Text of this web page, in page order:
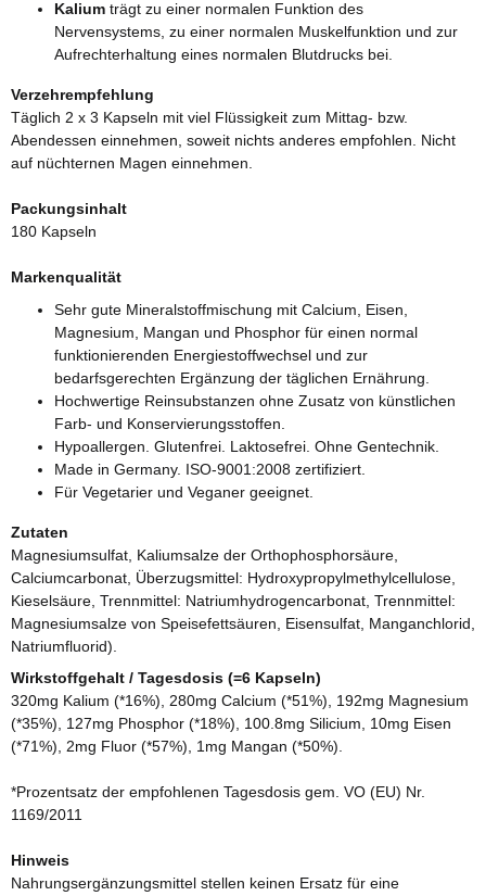
Kalium trägt zu einer normalen Funktion des
Nervensystems, zu einer normalen Muskelfunktion und zur
Aufrechterhaltung eines normalen Blutdrucks bei.
Verzehrempfehlung
Täglich 2 x 3 Kapseln mit viel Flüssigkeit zum Mittag- bzw.
Abendessen einnehmen, soweit nichts anderes empfohlen. Nicht
auf nüchternen Magen einnehmen.
Packungsinhalt
180 Kapseln
Markenqualität
Sehr gute Mineralstoffmischung mit Calcium, Eisen,
Magnesium, Mangan und Phosphor für einen normal
funktionierenden Energiestoffwechsel und zur
bedarfsgerechten Ergänzung der täglichen Ernährung.
Hochwertige Reinsubstanzen ohne Zusatz von künstlichen
Farb- und Konservierungsstoffen.
Hypoallergen. Glutenfrei. Laktosefrei. Ohne Gentechnik.
Made in Germany. ISO-9001:2008 zertifiziert.
Für Vegetarier und Veganer geeignet.
Zutaten
Magnesiumsulfat, Kaliumsalze der Orthophosphorsäure,
Calciumcarbonat, Überzugsmittel: Hydroxypropylmethylcellulose,
Kieselsäure, Trennmittel: Natriumhydrogencarbonat, Trennmittel:
Magnesiumsalze von Speisefettsäuren, Eisensulfat, Manganchlorid,
Natriumfluorid).
Wirkstoffgehalt / Tagesdosis (=6 Kapseln)
320mg Kalium (*16%), 280mg Calcium (*51%), 192mg Magnesium
(*35%), 127mg Phosphor (*18%), 100.8mg Silicium, 10mg Eisen
(*71%), 2mg Fluor (*57%), 1mg Mangan (*50%).
*Prozentsatz der empfohlenen Tagesdosis gem. VO (EU) Nr.
1169/2011
Hinweis
Nahrungsergänzungsmittel stellen keinen Ersatz für eine